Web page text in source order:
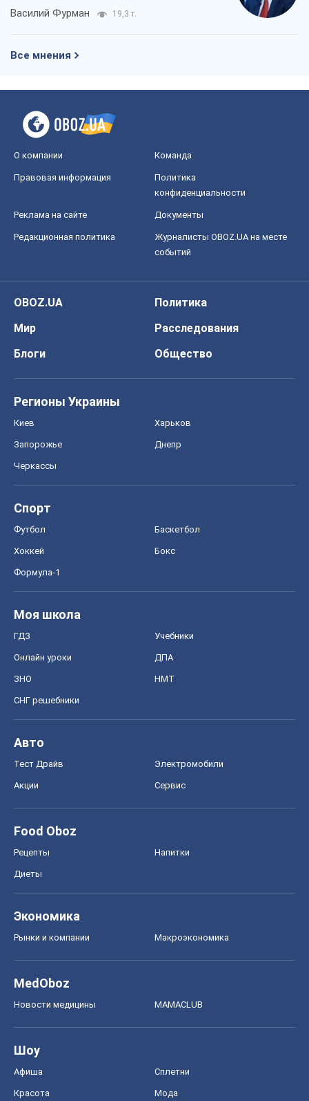
Василий Фурман 19,3 т.
Все мнения
О компании Команда
Правовая информация
Политика
конфиденциальности
Реклама на сайте Документы
Редакционная политика
Журналисты OBOZ.UA на месте
событий
OBOZ.UA
Политика
Мир
Расследования
Блоги
Общество
Регионы Украины
Киев Харьков
Запорожье Днепр
Черкассы
Спорт
Футбол Баскетбол
Хоккей Бокс
Формула-1
Моя школа
ГДЗ Учебники
Онлайн уроки ДПА
ЗНО НМТ
СНГ решебники
Авто
Тест Драйв Электромобили
Акции Сервис
Food Oboz
Рецепты Напитки
Диеты
Экономика
Рынки и компании Mакроэкономика
MedOboz
Новости медицины MAMACLUB
Шоу
Афиша Сплетни
Красота Мода